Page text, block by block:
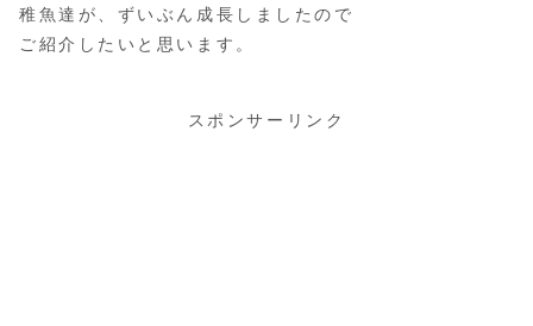
稚魚達が、ずいぶん成長しましたので
ご紹介したいと思います。
スポンサーリンク